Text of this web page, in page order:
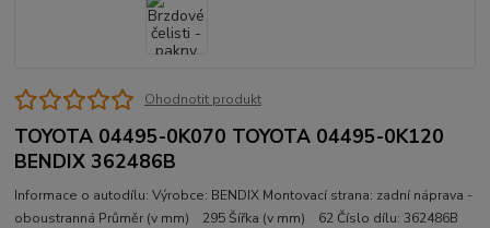
Ohodnotit produkt
TOYOTA 04495-0K070 TOYOTA 04495-0K120
BENDIX 362486B
Informace o autodílu: Výrobce: BENDIX Montovací strana: zadní náprava -
oboustranná Průměr (v mm) 295 Šířka (v mm) 62 Číslo dílu: 362486B